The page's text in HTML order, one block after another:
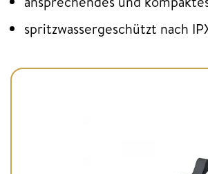
spritzwassergeschützt nach